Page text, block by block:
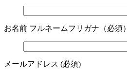
お名前 フルネームフリガナ（必須）
メールアドレス (必須)